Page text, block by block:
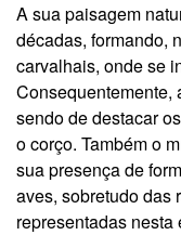
A sua paisagem
décadas, formando,
carvalhais, onde se
Consequentemente,
sendo de destacar
o corço. Também o
sua presença de
aves, sobretudo das
representadas